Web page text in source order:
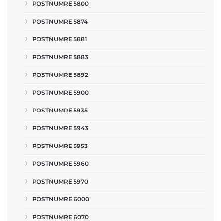
POSTNUMRE 5800
POSTNUMRE 5874
POSTNUMRE 5881
POSTNUMRE 5883
POSTNUMRE 5892
POSTNUMRE 5900
POSTNUMRE 5935
POSTNUMRE 5943
POSTNUMRE 5953
POSTNUMRE 5960
POSTNUMRE 5970
POSTNUMRE 6000
POSTNUMRE 6070